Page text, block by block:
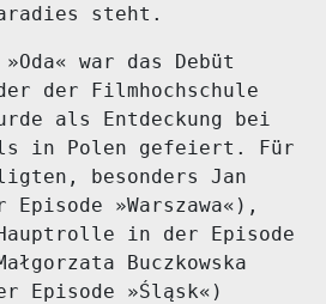
steht.
war das Debüt
der Filmhochschule
als Entdeckung bei
in Polen gefeiert. Für
besonders Jan
Episode »Warszawa«),
in der Episode
Buczkowska
Episode »Śląsk«)